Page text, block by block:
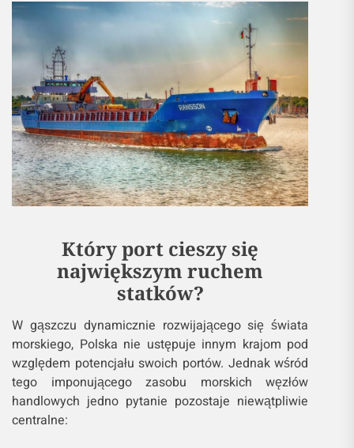
Który port cieszy się
największym ruchem
statków?
W gąszczu dynamicznie rozwijającego się świata
morskiego, Polska nie ustępuje innym krajom pod
względem potencjału swoich portów. Jednak wśród
tego imponującego zasobu morskich węzłów
handlowych jedno pytanie pozostaje niewątpliwie
centralne: